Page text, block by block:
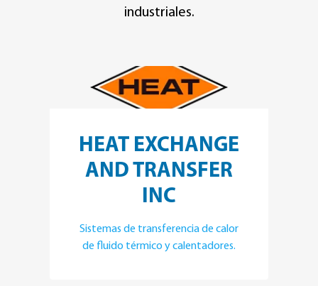
industriales.
HEAT EXCHANGE
AND TRANSFER
INC
Sistemas de transferencia de calor
de fluido térmico y calentadores.